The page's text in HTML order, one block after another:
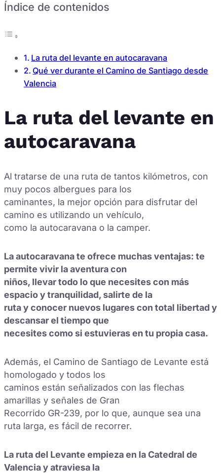
Índice de contenidos
La ruta del levante en autocaravana
Qué ver durante el Camino de Santiago desde
Valencia
La ruta del levante en
autocaravana
Al tratarse de una ruta de tantos kilómetros, con
muy pocos albergues para los
caminantes, la mejor opción para disfrutar del
camino es utilizando un vehículo,
como la autocaravana o la camper.
La autocaravana te ofrece muchas ventajas: te
permite vivir la aventura con
niños, llevar todo lo que necesites con más
espacio y tranquilidad, salirte de la
ruta y conocer nuevos lugares con total libertad y
descansar el tiempo que
necesites como si estuvieras en tu propia casa.
Además, el Camino de Santiago de Levante está
homologado y todos los
caminos están señalizados con las flechas
amarillas y señales de Gran
Recorrido GR-239, por lo que, aunque sea una
ruta larga, es fácil de recorrer.
La ruta del Levante empieza en la Catedral de
Valencia y atraviesa la